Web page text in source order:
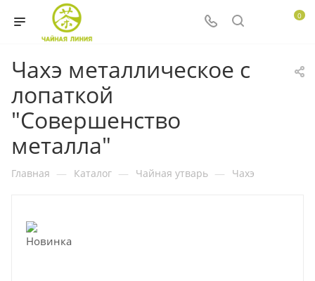
0
Чахэ металлическое с
лопаткой
"Совершенство
металла"
Главная — Каталог — Чайная утварь — Чахэ